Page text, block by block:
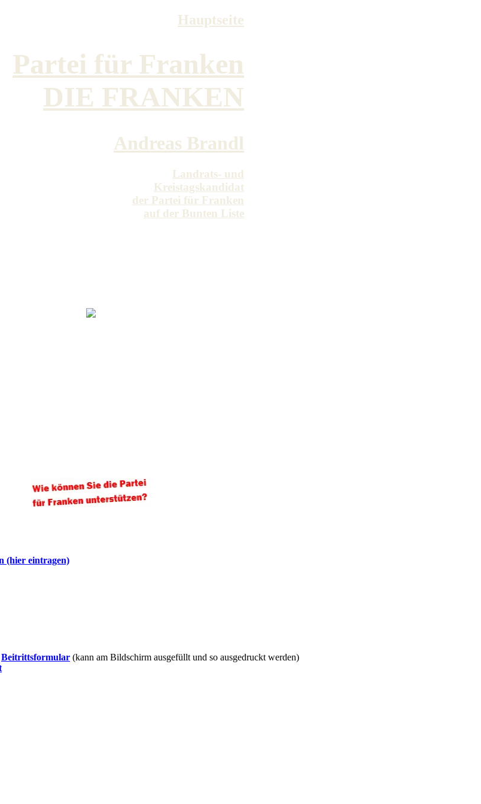
Hauptseite
Partei für Franken
DIE FRANKEN
Andreas Brandl
Landrats- und
Kreistagskandidat
der Partei für Franken
auf der Bunten Liste
(hier eintragen)
Beitrittsformular (kann am Bildschirm ausgefüllt und so ausgedruckt werden)